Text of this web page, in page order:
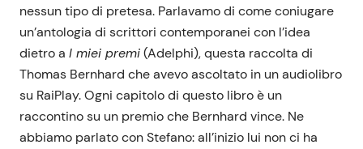
nessun tipo di pretesa. Parlavamo di come coniugare
un’antologia di scrittori contemporanei con l’idea
dietro a I miei premi(Adelphi), questa raccolta di
Thomas Bernhard che avevo ascoltato in un audiolibro
su RaiPlay. Ogni capitolo di questo libro è un
raccontino su un premio che Bernhard vince. Ne
abbiamo parlato con Stefano: all’inizio lui non ci ha